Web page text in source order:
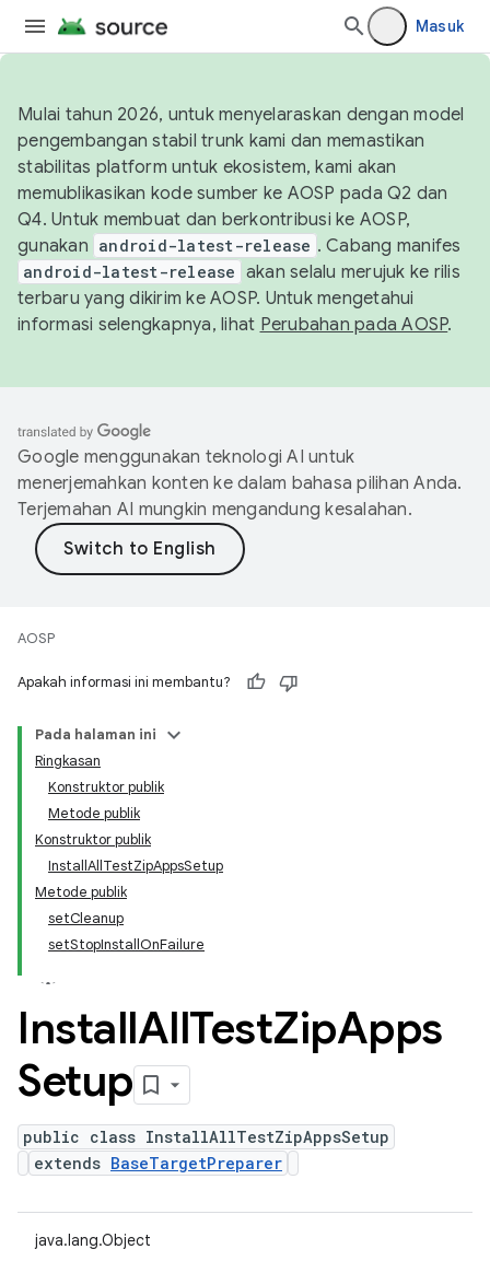
Masuk
Mulai tahun 2026, untuk menyelaraskan dengan model
pengembangan stabil trunk kami dan memastikan
stabilitas platform untuk ekosistem, kami akan
memublikasikan kode sumber ke AOSP pada Q2 dan
Q4. Untuk membuat dan berkontribusi ke AOSP,
gunakan android-latest-release . Cabang manifes
android-latest-release akan selalu merujuk ke rilis
terbaru yang dikirim ke AOSP. Untuk mengetahui
informasi selengkapnya, lihat Perubahan pada AOSP.
Google menggunakan teknologi AI untuk
menerjemahkan konten ke dalam bahasa pilihan Anda.
Terjemahan AI mungkin mengandung kesalahan.
AOSP
Apakah informasi ini membantu?
Pada halaman ini
Ringkasan
Konstruktor publik
Metode publik
Konstruktor publik
InstallAllTestZipAppsSetup
Metode publik
setCleanup
setStopInstallOnFailure
InstallAllTestZipApps
Setup
public class InstallAllTestZipAppsSetup
extends BaseTargetPreparer
java.lang.Object